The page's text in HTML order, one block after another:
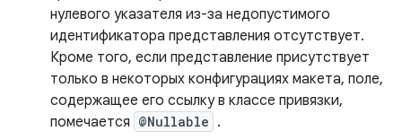
нулевого указателя из-за недопустимого
идентификатора представления отсутствует.
Кроме того, если представление присутствует
только в некоторых конфигурациях макета, поле,
содержащее его ссылку в классе привязки,
помечается @Nullable .